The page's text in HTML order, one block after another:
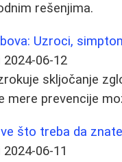
rešenjima.
Uzroci,
2024-06-12
skljočanje
mere prevencije
što treba da
2024-06-11